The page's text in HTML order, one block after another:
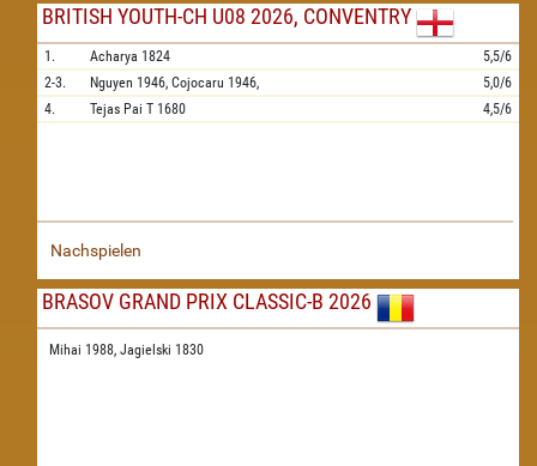
BRITISH YOUTH-CH U08 2026, CONVENTRY
1. Acharya 1824
5,5/6
2-3.
Nguyen 1946, Cojocaru 1946,
5,0/6
4.
Tejas Pai T 1680 4,5/6
Nachspielen
BRASOV GRAND PRIX CLASSIC-B 2026
Mihai 1988, Jagielski 1830